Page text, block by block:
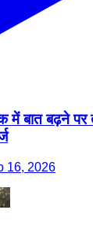
में बात बढ़ने पर
16, 2026